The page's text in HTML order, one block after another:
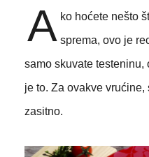
A ko hoćete nešto
sprema, ovo je
samo skuvate testeninu,
je to. Za ovakve
zasitno.